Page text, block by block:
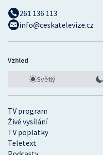
TV program
Živé vysílání
TV poplatky
Teletext
261 136 113
info@ceskatelevize.cz
Vzhled
Světlý